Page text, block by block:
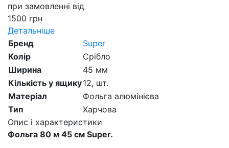
при замовленні від
1500 грн
Детальніше
Бренд
Super
Колір
Срібло
Ширина
45 мм
Кількість у ящику12, шт.
Матеріал
Фольга алюмінієва
Тип
Харчова
Опис і характеристики
Фольга 80 м 45 см Super.